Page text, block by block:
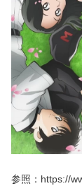
参照：https://